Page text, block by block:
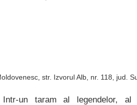
, str. Izvorul Alb, nr. 118 , jud.
Intr-un taram al legendelor, al